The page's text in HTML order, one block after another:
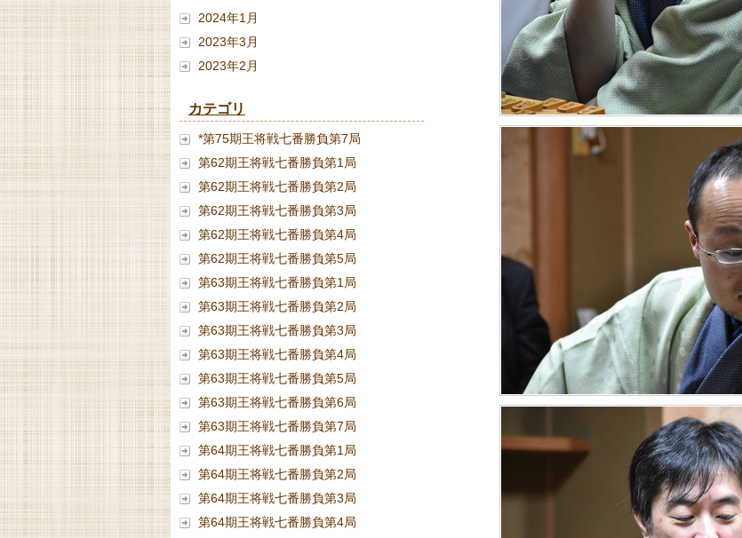
2024年1月
2023年3月
2023年2月
カテゴリ
*第75期王将戦七番勝負第7局
第62期王将戦七番勝負第1局
第62期王将戦七番勝負第2局
第62期王将戦七番勝負第3局
第62期王将戦七番勝負第4局
第62期王将戦七番勝負第5局
第63期王将戦七番勝負第1局
第63期王将戦七番勝負第2局
第63期王将戦七番勝負第3局
第63期王将戦七番勝負第4局
第63期王将戦七番勝負第5局
第63期王将戦七番勝負第6局
第63期王将戦七番勝負第7局
第64期王将戦七番勝負第1局
第64期王将戦七番勝負第2局
第64期王将戦七番勝負第3局
第64期王将戦七番勝負第4局